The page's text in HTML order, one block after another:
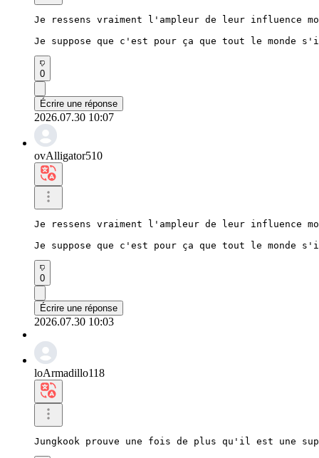
Je ressens vraiment l'ampleur de leur influence
Je suppose que c'est pour ça que tout le monde
0
Écrire une réponse
2026.07.30 10:07
ovAlligator510
Je ressens vraiment l'ampleur de leur influence
Je suppose que c'est pour ça que tout le monde
0
Écrire une réponse
2026.07.30 10:03
loArmadillo118
Jungkook prouve une fois de plus qu'il est une